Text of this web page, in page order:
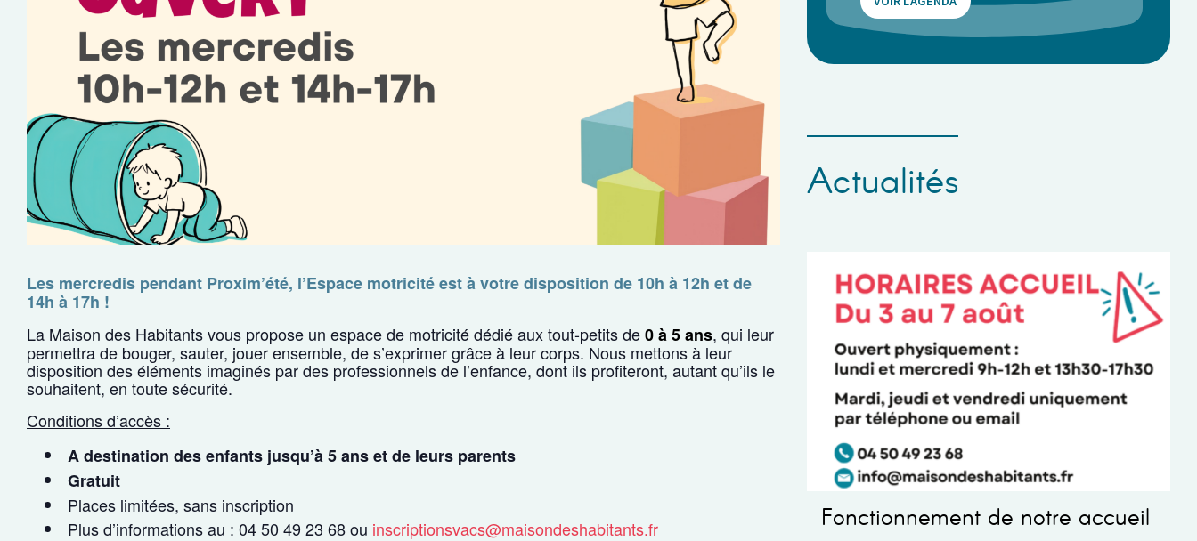
Les mercredis pendant Proxim’été, l’Espace motricité est à votre disposition de 10h à 12h et de
14h à 17h !
La Maison des Habitants vous propose un espace de motricité dédié aux tout-petits de0 à 5 ans, qui leur
permettra de bouger, sauter, jouer ensemble, de s’exprimer grâce à leur corps. Nous mettons à leur
disposition des éléments imaginés par des professionnels de l’enfance, dont ils profiteront, autant qu’ils le
souhaitent, en toute sécurité.
Conditions d’accès :
A destination des enfants jusqu’à 5 ans et de leurs parents
Gratuit
Places limitées, sans inscription
Plus d’informations au : 04 50 49 23 68 ou inscriptionsvacs@maisondeshabitants.fr
Actualités
Fonctionnement de notre accueil Pause